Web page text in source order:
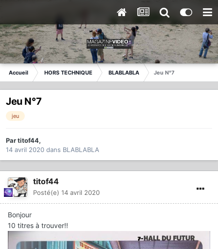
Accueil HORS TECHNIQUE BLABLABLA Jeu N°7
Jeu N°7
jeu
Partitof44,
14 avril 2020 dans BLABLABLA
titof44
Posté(e) 14 avril 2020
Bonjour
10 titres à trouver!!